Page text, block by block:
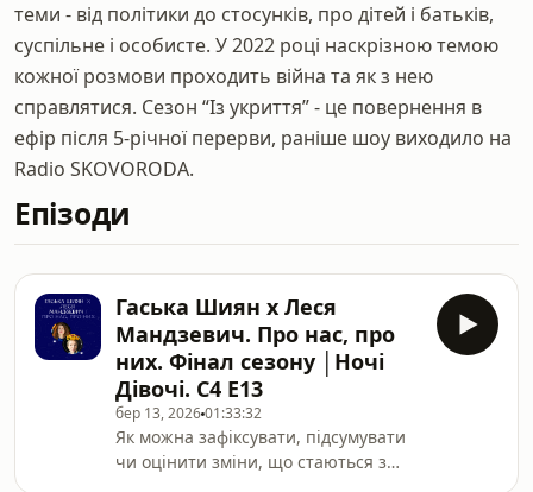
теми - від політики до стосунків, про дітей і батьків,
суспільне і особисте. У 2022 році наскрізною темою
кожної розмови проходить війна та як з нею
справлятися. Сезон “Із укриття” - це повернення в
ефір після 5-річної перерви, раніше шоу виходило на
Radio SKOVORODA.
Епізоди
Гаська Шиян х Леся
Мандзевич. Про нас, про
них. Фінал сезону │Ночі
Дівочі. С4 E13
бер 13, 202601:33:32
Як можна зафіксувати, підсумувати
чи оцінити зміни, що стаються з